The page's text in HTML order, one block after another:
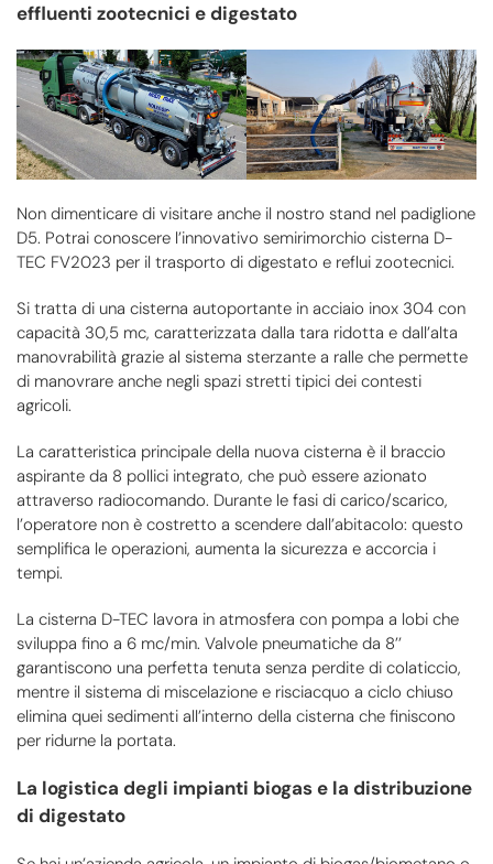
effluenti zootecnici e digestato
Non dimenticare di visitare anche il nostro stand nel padiglione
D5. Potrai conoscere l’innovativo semirimorchio cisterna D-
TEC FV2023 per il trasporto di digestato e reflui zootecnici.
Si tratta di una cisterna autoportante in acciaio inox 304 con
capacità 30,5 mc, caratterizzata dalla tara ridotta e dall’alta
manovrabilità grazie al sistema sterzante a ralle che permette
di manovrare anche negli spazi stretti tipici dei contesti
agricoli.
La caratteristica principale della nuova cisterna è il braccio
aspirante da 8 pollici integrato, che può essere azionato
attraverso radiocomando. Durante le fasi di carico/scarico,
l’operatore non è costretto a scendere dall’abitacolo: questo
semplifica le operazioni, aumenta la sicurezza e accorcia i
tempi.
La cisterna D-TEC lavora in atmosfera con pompa a lobi che
sviluppa fino a 6 mc/min. Valvole pneumatiche da 8’’
garantiscono una perfetta tenuta senza perdite di colaticcio,
mentre il sistema di miscelazione e risciacquo a ciclo chiuso
elimina quei sedimenti all’interno della cisterna che finiscono
per ridurne la portata.
La logistica degli impianti biogas e la distribuzione
di digestato